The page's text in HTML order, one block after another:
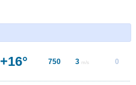
+16° 750 3 m/s 0